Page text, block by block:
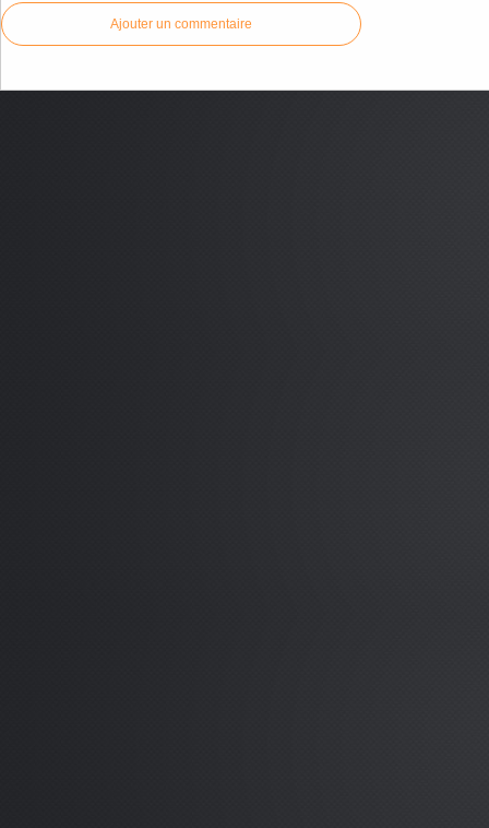
Ajouter un commentaire